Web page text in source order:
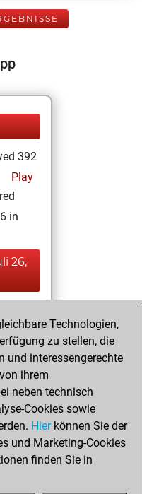
392
Play
in
26,
7
Play
+4
19,
1
Play
+0
Technologien,
zu stellen, die
und interessengerechte
ihrem
neben technisch
Cookies sowie
Hierkönnen Sie der
und Marketing-Cookies
finden Sie in